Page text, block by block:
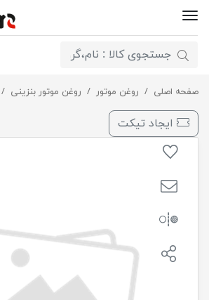
صفحه اصلی روغن موتور روغن موتور بنزینی رویال 50-20 ( 4 لیتری ) SM پلاستیکی ایرانول / 4
ایجاد تیکت